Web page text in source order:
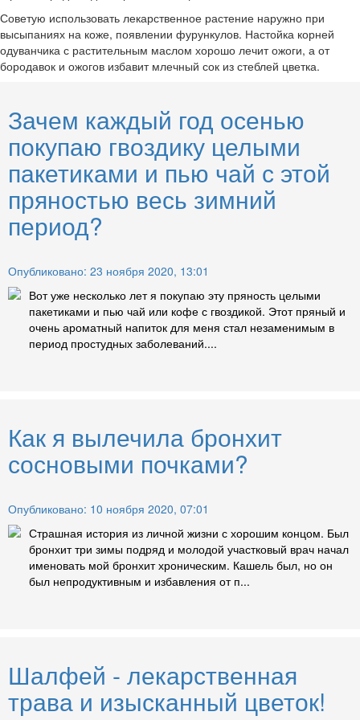
Советую использовать лекарственное растение наружно при
высыпаниях на коже, появлении фурункулов. Настойка корней
одуванчика с растительным маслом хорошо лечит ожоги, а от
бородавок и ожогов избавит млечный сок из стеблей цветка.
Зачем каждый год осенью
покупаю гвоздику целыми
пакетиками и пью чай с этой
пряностью весь зимний
период?
Опубликовано: 23 ноября 2020, 13:01
Вот уже несколько лет я покупаю эту пряность целыми
пакетиками и пью чай или кофе с гвоздикой. Этот пряный и
очень ароматный напиток для меня стал незаменимым в
период простудных заболеваний....
Как я вылечила бронхит
сосновыми почками?
Опубликовано: 10 ноября 2020, 07:01
Страшная история из личной жизни с хорошим концом. Был
бронхит три зимы подряд и молодой участковый врач начал
именовать мой бронхит хроническим. Кашель был, но он
был непродуктивным и избавления от п...
Шалфей - лекарственная
трава и изысканный цветок!